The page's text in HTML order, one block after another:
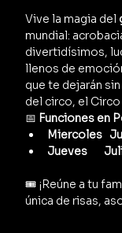
Vive la magia del
mundial:
divertidísimos,
llenos de
que te dejarán
del circo, el
📅 Funciones en
Miercoles
Jueves
🎟️ ¡Reúne a tu
única de risas,